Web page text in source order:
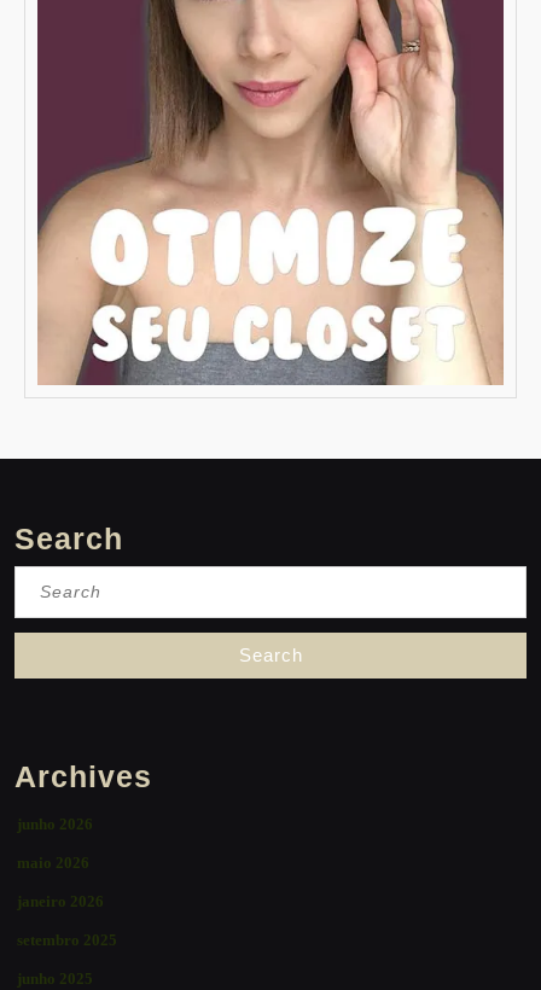
Search
Archives
junho 2026
maio 2026
janeiro 2026
setembro 2025
junho 2025